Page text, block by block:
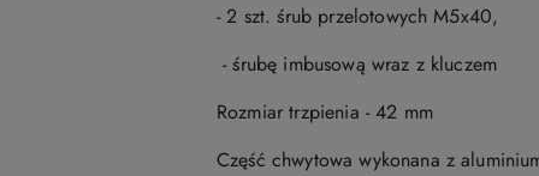
- 2 szt. śrub przelotowych M5x40,
- śrubę imbusową wraz z kluczem
Rozmiar trzpienia - 42 mm
Część chwytowa wykonana z